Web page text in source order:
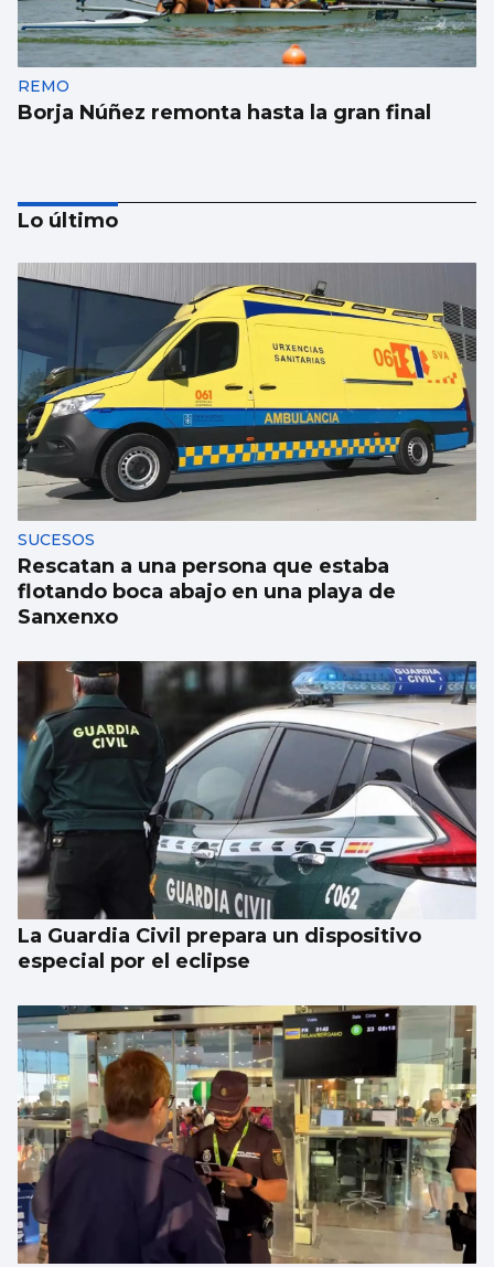
REMO
Borja Núñez remonta hasta la gran final
NATACIÓN
Méndez cae noqueado
Lo último
SUCESOS
Rescatan a una persona que estaba
flotando boca abajo en una playa de
Sanxenxo
La Guardia Civil prepara un dispositivo
especial por el eclipse